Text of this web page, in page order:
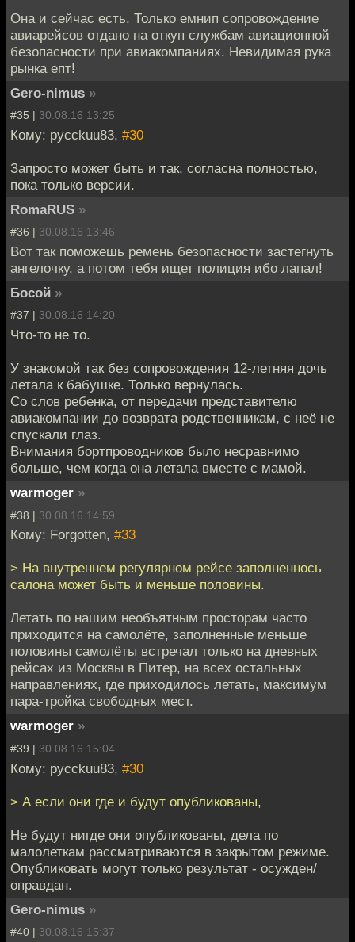
Она и сейчас есть. Только емнип сопровождение
авиарейсов отдано на откуп службам авиационной
безопасности при авиакомпаниях. Невидимая рука
рынка епт!
Gero-nimus »
#35 | 30.08.16 13:25
Кому: pycckuu83, #30
Запросто может быть и так, согласна полностью,
пока только версии.
RomaRUS »
#36 | 30.08.16 13:46
Вот так поможешь ремень безопасности застегнуть
ангелочку, а потом тебя ищет полиция ибо лапал!
Босой »
#37 | 30.08.16 14:20
Что-то не то.
У знакомой так без сопровождения 12-летняя дочь
летала к бабушке. Только вернулась.
Со слов ребенка, от передачи представителю
авиакомпании до возврата родственникам, с неё не
спускали глаз.
Внимания бортпроводников было несравнимо
больше, чем когда она летала вместе с мамой.
warmoger »
#38 | 30.08.16 14:59
Кому: Forgotten, #33
> На внутреннем регулярном рейсе заполненнось
салона может быть и меньше половины.
Летать по нашим необъятным просторам часто
приходится на самолёте, заполненные меньше
половины самолёты встречал только на дневных
рейсах из Москвы в Питер, на всех остальных
направлениях, где приходилось летать, максимум
пара-тройка свободных мест.
warmoger »
#39 | 30.08.16 15:04
Кому: pycckuu83, #30
> А если они где и будут опубликованы,
Не будут нигде они опубликованы, дела по
малолеткам рассматриваются в закрытом режиме.
Опубликовать могут только результат - осужден/
оправдан.
Gero-nimus »
#40 | 30.08.16 15:37